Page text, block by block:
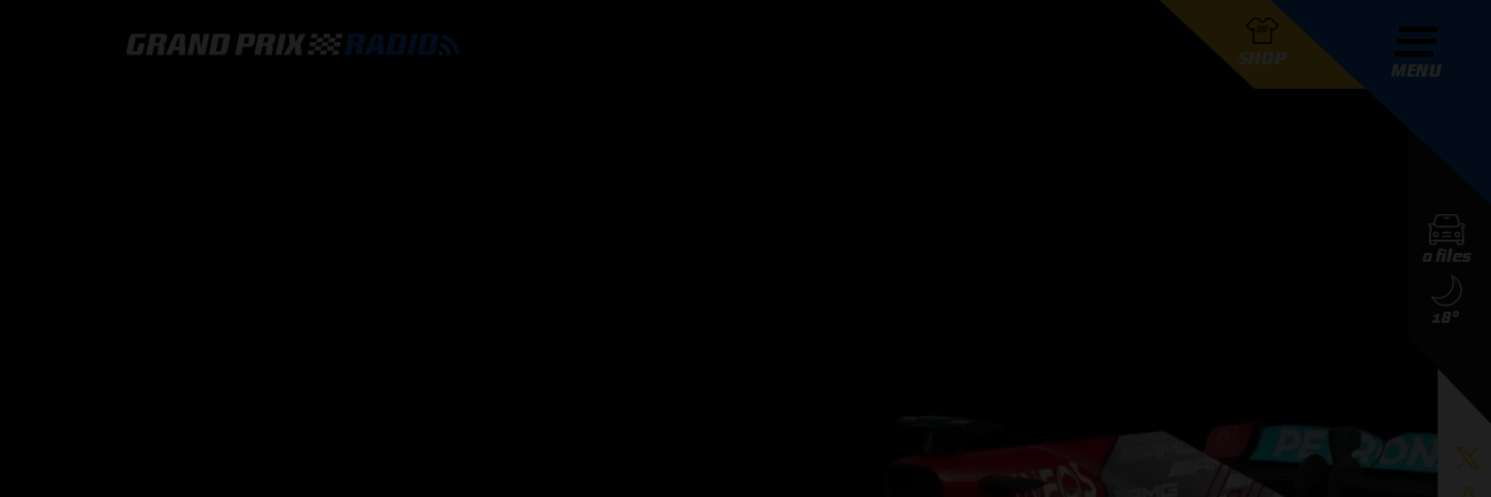
SHOP
MENU
0 files
18°